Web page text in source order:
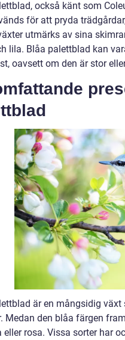
också känt som
för att pryda
utmärks av sina
lila. Blåa palettblad kan
oavsett om den är stor
är en mångsidig
Medan den blåa färgen
eller rosa. Vissa sorter har